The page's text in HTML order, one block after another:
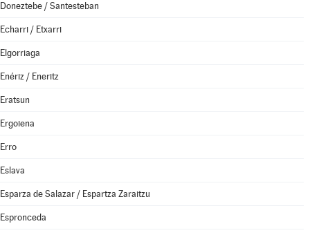
Doneztebe / Santesteban
Echarri / Etxarri
Elgorriaga
Enériz / Eneritz
Eratsun
Ergoiena
Erro
Eslava
Esparza de Salazar / Espartza Zaraitzu
Espronceda